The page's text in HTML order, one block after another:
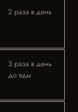
2 раза в день
3 раза в день
до еды